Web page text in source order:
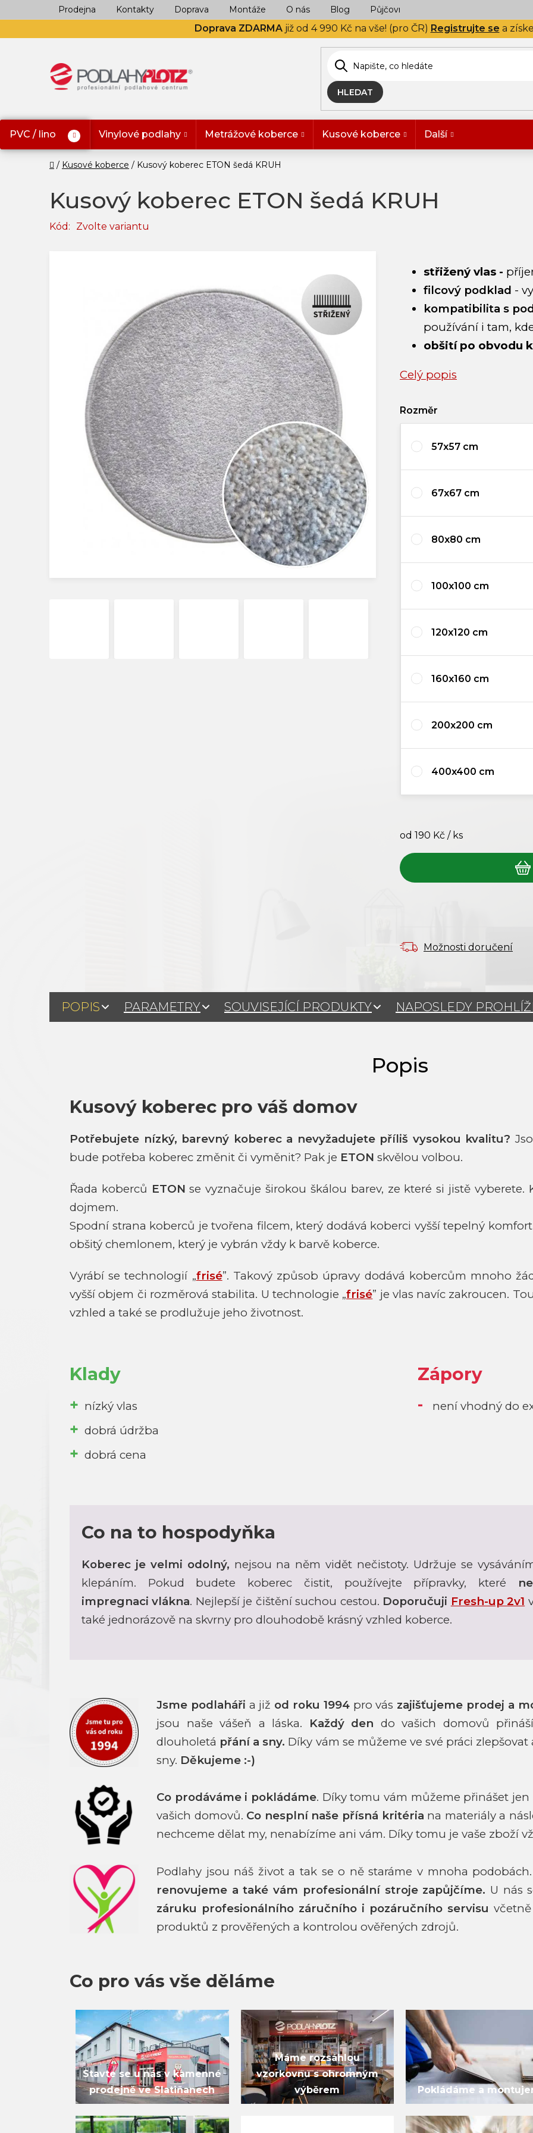
na
Doprava ZDARMA již od 4 990 Kč na vše! (pro ČR) Registrujte se a
Prodejna Kontakty Doprava Montáže O nás Blog Půjčovna
HLEDAT
PVC / lino Vinylové podlahy Metrážové koberce Kusové koberce Další
Domů
Kusové koberce Kusový koberec ETON šedá KRUH
Kusový koberec ETON šedá KRUH
Kód: Zvolte variantu
střižený vlas -
filcový podklad -
kompatibilita s
používání i tam,
obšití po obvodu
Celý popis
Rozměr
57x57 cm
67x67 cm
80x80 cm
100x100 cm
120x120 cm
160x160 cm
200x200 cm
400x400 cm
od 190 Kč / ks
Možnosti doručení
POPIS PARAMETRY SOUVISEJÍCÍ PRODUKTY NAPOSLEDY
Kusový koberec pro váš domov
Potřebujete nízký, barevný koberec a nevyžadujete příliš vysokou kvalitu?
bude potřeba koberec změnit či vyměnit? Pak je ETON skvělou volbou.
Řada koberců ETON se vyznačuje širokou škálou barev, ze které si jistě
dojmem.
Spodní strana koberců je tvořena filcem, který dodává koberci vyšší tepelný
obšitý chemlonem, který je vybrán vždy k barvě koberce.
Vyrábí se technologií „frisé”. Takový způsob úpravy dodává kobercům mnoho
vyšší objem či rozměrová stabilita. U technologie „frisé” je vlas navíc zakroucen.
vzhled a také se prodlužuje jeho životnost.
Klady
nízký vlas
dobrá údržba
dobrá cena
Zápory
není vhodný do
Co na to hospodyňka
Koberec je velmi odolný, nejsou na něm vidět nečistoty. Udržuje se
klepáním. Pokud budete koberec čistit, používejte přípravky, které
impregnaci vlákna. Nejlepší je čištění suchou cestou. Doporučuji Fresh-up 2v1
také jednorázově na skvrny pro dlouhodobě krásný vzhled koberce.
Jsme podlaháři a již od roku 1994pro vás zajišťujeme prodej a
jsou naše vášeň a láska.
Každý den do vašich domovů
dlouholetá přání a sny. Díky vám se můžeme ve své práci
sny. Děkujeme :-)
Co prodáváme i pokládáme. Díky tomu vám můžeme přinášet jen
vašich domovů. Co nesplní naše přísná kritéria na materiály a
nechceme dělat my, nenabízíme ani vám. Díky tomu je vaše zboží
Podlahy jsou náš život a tak se o ně staráme v mnoha
renovujeme a také vám profesionální stroje zapůjčíme. U nás
záruku profesionálního záručního i pozáručního servisu
produktů z prověřených a kontrolou ověřených zdrojů.
Co pro vás vše děláme
Stavte se u nás v kamenné
prodejně ve Slatiňanech
Máme rozsáhlou
vzorkovnu s ohromným
výběrem
Pokládáme a